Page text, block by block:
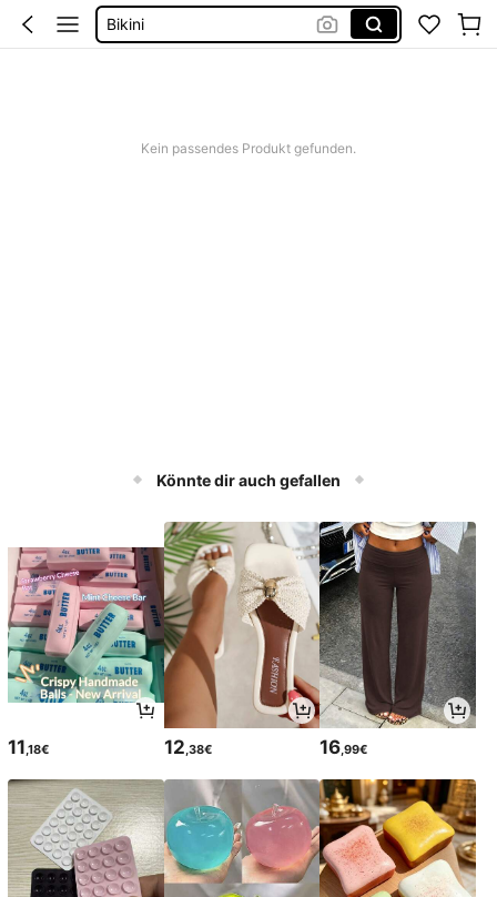
Bikini
Kleid Baumwolle
Kurze Kleider Sommer
Kein passendes Produkt gefunden.
Könnte dir auch gefallen
11 ,18€ 12 ,38€ 16 ,99€